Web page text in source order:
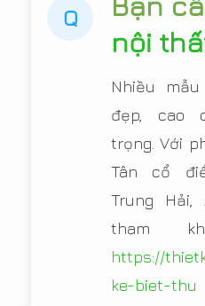
Q
nội
Nhiều
đẹp, cao
trọng. Với
Tân cổ
Trung Hải,
tham
https://
ke-biet-thu